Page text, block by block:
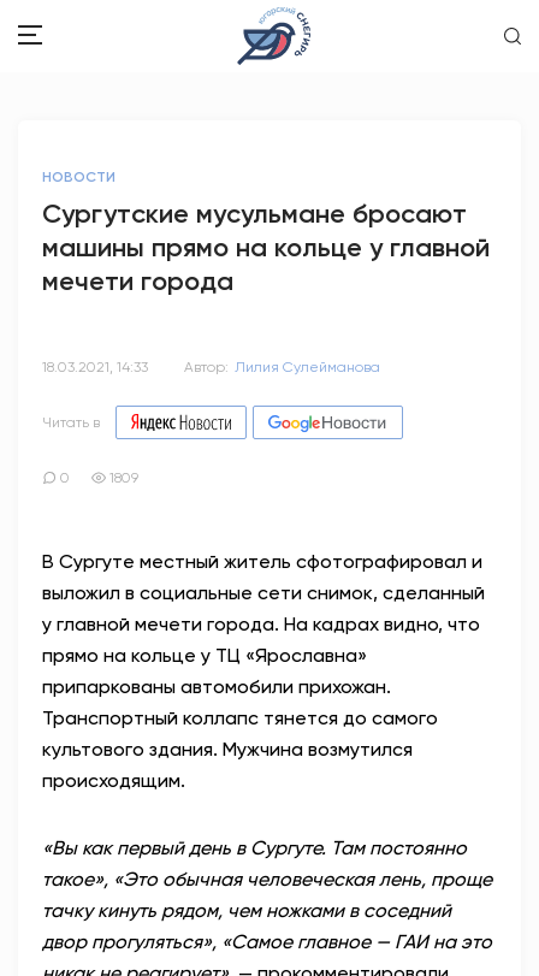
ОБРАЗОВАНИЕ
ПСИХОЛОГИЯ
КУЛЬТУРА
СПОРТ
АНТИТЕРРОР
НОВОСТИ
ОФИЦИАЛЬНО
Вход / Регистрация
НОВОСТИ
Сургутские мусульмане бросают
машины прямо на кольце у главной
мечети города
18.03.2021, 14:33 Автор: Лилия Сулейманова
Читать в
0 1809
В Сургуте местный житель сфотографировал и
выложил в социальные сети снимок, сделанный
у главной мечети города. На кадрах видно, что
прямо на кольце у ТЦ «Ярославна»
припаркованы автомобили прихожан.
Транспортный коллапс тянется до самого
культового здания. Мужчина возмутился
происходящим.
«Вы как первый день в Сургуте. Там постоянно
такое», «Это обычная человеческая лень, проще
тачку кинуть рядом, чем ножками в соседний
двор прогуляться», «Самое главное — ГАИ на это